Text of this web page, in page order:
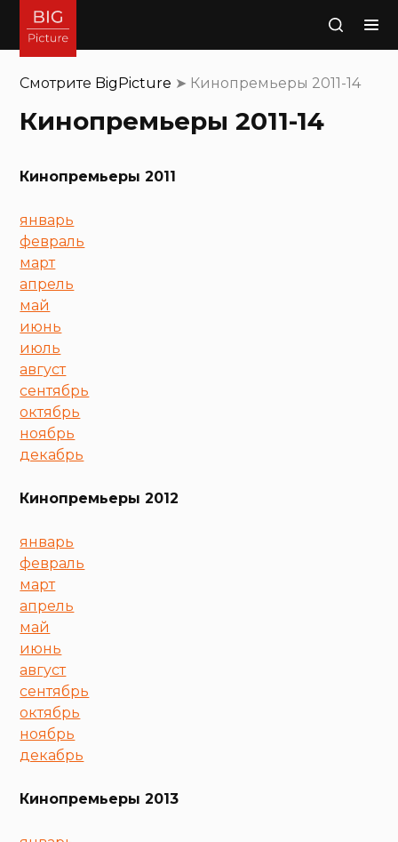
Поиск
Смотрите BigPicture ➤ Кинопремьеры 2011-14
Кинопремьеры 2011-14
Кинопремьеры 2011
январь
февраль
март
апрель
май
июнь
июль
август
сентябрь
октябрь
ноябрь
декабрь
Кинопремьеры 2012
январь
февраль
март
апрель
май
июнь
август
сентябрь
октябрь
ноябрь
декабрь
Кинопремьеры 2013